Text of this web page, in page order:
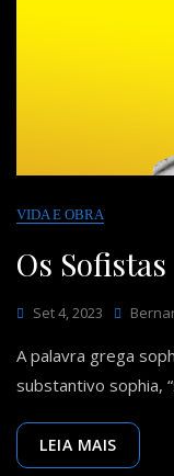
VIDA E OBRA
Os Sofistas
Set 4, 2023
A palavra grega
substantivo sophia,
LEIA MAIS